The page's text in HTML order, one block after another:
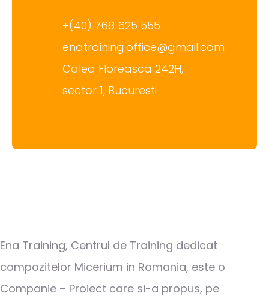
+(40) 768 625 555
enatraining.office@gmail.com
Calea Floreasca 242H,
sector 1, Bucuresti
Ena Training, Centrul de Training dedicat
compozitelor Micerium in Romania, este o
Companie – Proiect care si-a propus, pe